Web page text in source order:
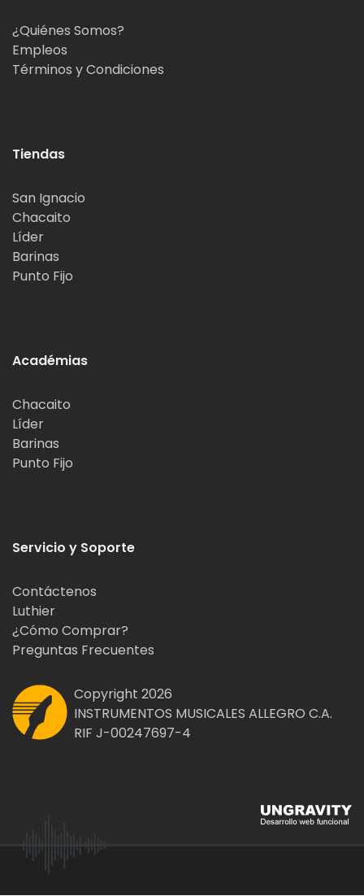
¿Quiénes Somos?
Empleos
Términos y Condiciones
Tiendas
San Ignacio
Chacaito
Líder
Barinas
Punto Fijo
Académias
Chacaito
Líder
Barinas
Punto Fijo
Servicio y Soporte
Contáctenos
Luthier
¿Cómo Comprar?
Preguntas Frecuentes
Copyright 2026
INSTRUMENTOS MUSICALES ALLEGRO C.A.
RIF J-00247697-4